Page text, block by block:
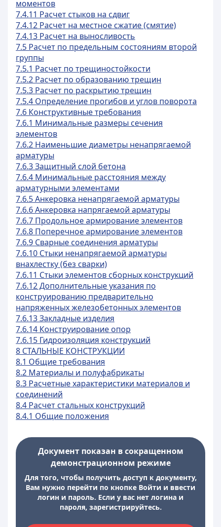
моментов
7.4.11 Расчет стыков на сдвиг
7.4.12 Расчет на местное сжатие (смятие)
7.4.13 Расчет на выносливость
7.5 Расчет по предельным состояниям второй
группы
7.5.1 Расчет по трещиностойкости
7.5.2 Расчет по образованию трещин
7.5.3 Расчет по раскрытию трещин
7.5.4 Определение прогибов и углов поворота
7.6 Конструктивные требования
7.6.1 Минимальные размеры сечения
элементов
7.6.2 Наименьшие диаметры ненапрягаемой
арматуры
7.6.3 Защитный слой бетона
7.6.4 Минимальные расстояния между
арматурными элементами
7.6.5 Анкеровка ненапрягаемой арматуры
7.6.6 Анкеровка напрягаемой арматуры
7.6.7 Продольное армирование элементов
7.6.8 Поперечное армирование элементов
7.6.9 Сварные соединения арматуры
7.6.10 Стыки ненапрягаемой арматуры
внахлестку (без сварки)
7.6.11 Стыки элементов сборных конструкций
7.6.12 Дополнительные указания по
конструированию предварительно
напряженных железобетонных элементов
7.6.13 Закладные изделия
7.6.14 Конструирование опор
7.6.15 Гидроизоляция конструкций
8 СТАЛЬНЫЕ КОНСТРУКЦИИ
8.1 Общие требования
8.2 Материалы и полуфабрикаты
8.3 Расчетные характеристики материалов и
соединений
8.4 Расчет стальных конструкций
8.4.1 Общие положения
Документ показан в сокращенном
демонстрационном режиме
Для того, чтобы получить доступ к документу,
Вам нужно перейти по кнопке Войти и ввести
логин и пароль. Если у вас нет логина и
пароля, зарегистрируйтесь.